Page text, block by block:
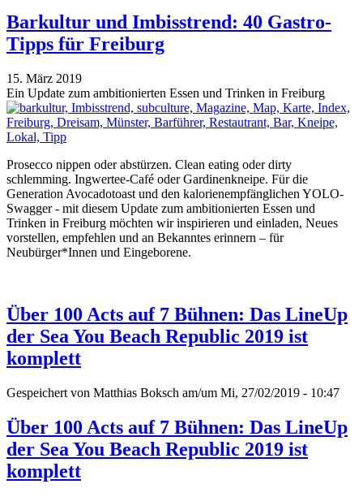
Barkultur und Imbisstrend: 40 Gastro-
Tipps für Freiburg
15. März 2019
Ein Update zum ambitionierten Essen und Trinken in Freiburg
Prosecco nippen oder abstürzen. Clean eating oder dirty
schlemming. Ingwertee-Café oder Gardinenkneipe. Für die
Generation Avocadotoast und den kalorienempfänglichen YOLO-
Swagger - mit diesem Update zum ambitionierten Essen und
Trinken in Freiburg möchten wir inspirieren und einladen, Neues
vorstellen, empfehlen und an Bekanntes erinnern – für
Neubürger*Innen und Eingeborene.
Über 100 Acts auf 7 Bühnen: Das LineUp
der Sea You Beach Republic 2019 ist
komplett
Gespeichert von Matthias Boksch am/um Mi, 27/02/2019 - 10:47
Über 100 Acts auf 7 Bühnen: Das LineUp
der Sea You Beach Republic 2019 ist
komplett